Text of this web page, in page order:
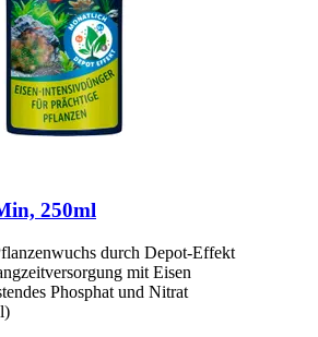
250ml
durch Depot-Effekt
mit Eisen
Phosphat und Nitrat